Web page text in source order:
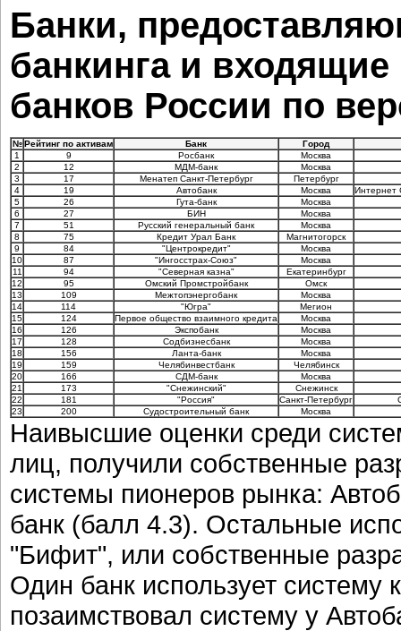
Банки,
банкинга и
банков России по
№ Рейтинг по активам Банк
Город
1
9 Росбанк
Москва
2
12 МДМ-банк
Москва
3
17 Менатеп Санкт-Петербург
Петербург
4
19 Автобанк Москва
Интернет
5
26 Гута-банк
Москва
6
27 БИН
Москва
7
51 Русский генеральный банк
Москва
8
75 Кредит Урал Банк
Магнитогорск
9
84 "Центрокредит"
Москва
10
87 "Ингосстрах-Союз"
Москва
11
94 "Северная казна"
Екатеринбург
12
95 Омский Промстройбанк
Омск
13
109 Межтопэнергобанк
Москва
14
114 "Югра"
Мегион
15
124 Первое общество взаимного кредита
Москва
16
126 Экспобанк
Москва
17
128 Содбизнесбанк
Москва
18
156 Ланта-банк
Москва
19
159 Челябинвестбанк
Челябинск
20
166 СДМ-банк
Москва
21
173 "Снежинский"
Снежинск
22
181 "Россия" Санкт-Петербург
23
200 Судостроительный банк Москва
Наивысшие оценки среди
лиц, получили собственные
системы пионеров рынка:
банк (балл 4.3). Остальные
"Бифит", или собственные
Один банк использует систему
позаимствовал систему у